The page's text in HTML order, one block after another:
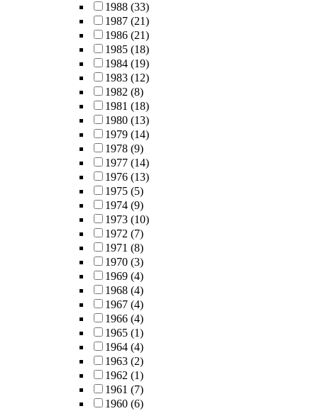
1988 (33)
1987 (21)
1986 (21)
1985 (18)
1984 (19)
1983 (12)
1982 (8)
1981 (18)
1980 (13)
1979 (14)
1978 (9)
1977 (14)
1976 (13)
1975 (5)
1974 (9)
1973 (10)
1972 (7)
1971 (8)
1970 (3)
1969 (4)
1968 (4)
1967 (4)
1966 (4)
1965 (1)
1964 (4)
1963 (2)
1962 (1)
1961 (7)
1960 (6)